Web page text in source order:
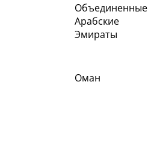
Объединенные
Арабские
Эмираты
Оман